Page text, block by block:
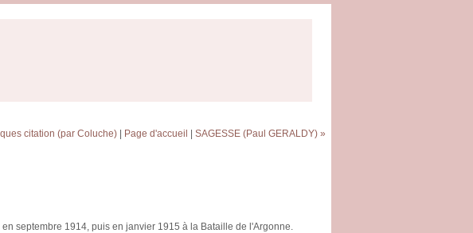
citation (par Coluche) Page d'accueil SAGESSE (Paul GERALDY) »
septembre 1914, puis en janvier 1915 à la Bataille de l'Argonne.